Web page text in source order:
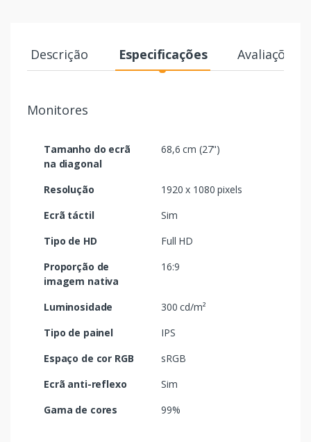
Descrição Especificações Avaliações
Monitores
Tamanho do ecrã
na diagonal
68,6 cm (27")
Resolução
1920 x 1080 pixels
Ecrã táctil
Sim
Tipo de HD
Full HD
Proporção de
imagem nativa
16:9
Luminosidade
300 cd/m²
Tipo de painel
IPS
Espaço de cor RGB
sRGB
Ecrã anti-reflexo
Sim
Gama de cores
99%